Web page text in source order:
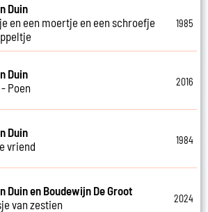
Duin
en een moertje en een schroefje
1985
Duin
Poen
2016
Duin
vriend
1984
Duin en Boudewijn De Groot
van zestien
2024